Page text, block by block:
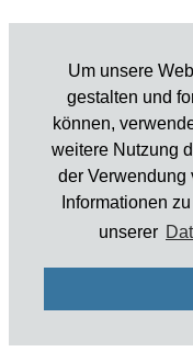
Um unsere
gestalten und
können,
weitere Nutzung
der Verwendung
Informationen
unserer